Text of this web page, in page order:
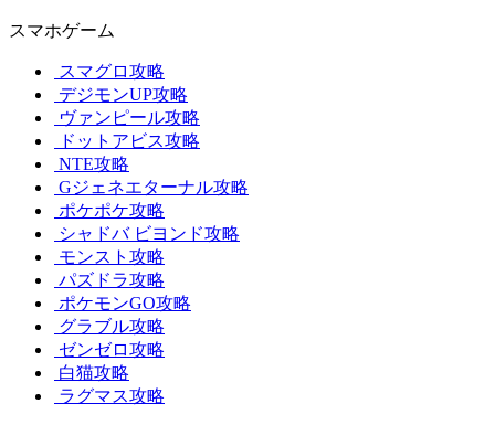
スマホゲーム
スマグロ攻略
デジモンUP攻略
ヴァンピール攻略
ドットアビス攻略
NTE攻略
Gジェネエターナル攻略
ポケポケ攻略
シャドバ ビヨンド攻略
モンスト攻略
パズドラ攻略
ポケモンGO攻略
グラブル攻略
ゼンゼロ攻略
白猫攻略
ラグマス攻略